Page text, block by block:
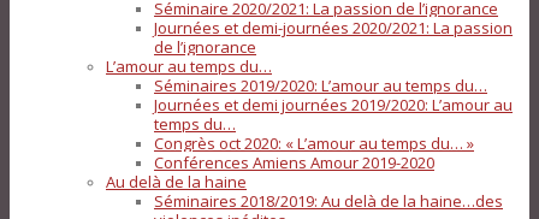
Séminaire 2020/2021: La passion de l’ignorance
Journées et demi-journées 2020/2021: La passion
de l’ignorance
L’amour au temps du…
Séminaires 2019/2020: L’amour au temps du…
Journées et demi journées 2019/2020: L’amour au
temps du…
Congrès oct 2020: « L’amour au temps du… »
Conférences Amiens Amour 2019-2020
Au delà de la haine
Séminaires 2018/2019: Au delà de la haine…des